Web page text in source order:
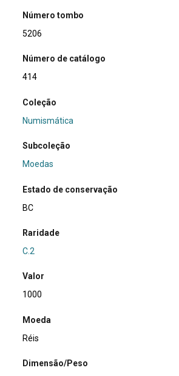
Número tombo
5206
Número de catálogo
414
Coleção
Numismática
Subcoleção
Moedas
Estado de conservação
BC
Raridade
C.2
Valor
1000
Moeda
Réis
Dimensão/Peso